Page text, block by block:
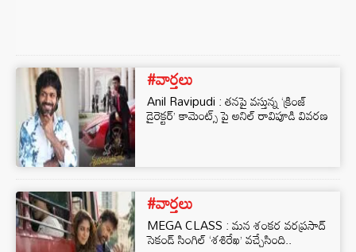
#వార్తలు
Anil Ravipudi : తనపై వస్తున్న ‘క్రింజ్
డైరెక్టర్’ కామెంట్స్ పై అనిల్ రావిపూడి వివరణ
#వార్తలు
MEGA CLASS : మన శంకర వరప్రసాద్
సెకండ్ సింగిల్ ‘శశిరేఖ’ వచ్చేసింది..